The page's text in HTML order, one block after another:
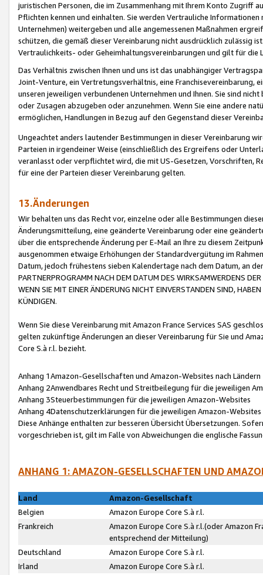
juristischen Personen, die im Zusammenhang mit Ihrem Konto
Pflichten kennen und einhalten. Sie werden Vertrauliche
Unternehmen) weitergeben und alle angemessenen Maßnahmen
schützen, die gemäß dieser Vereinbarung nicht ausdrücklich zulässig
Vertraulichkeits- oder Geheimhaltungsvereinbarungen und gilt für die
Das Verhältnis zwischen Ihnen und uns ist das unabhängiger
Joint-Venture, ein Vertretungsverhältnis, eine Franchisevereinbarung,
unseren jeweiligen verbundenen Unternehmen und Ihnen. Sie sind
oder Zusagen abzugeben oder anzunehmen. Wenn Sie eine andere
ermöglichen, Handlungen in Bezug auf den Gegenstand dieser
Ungeachtet anders lautender Bestimmungen in dieser Vereinbarung
Parteien in irgendeiner Weise (einschließlich des Ergreifens oder
veranlasst oder verpflichtet wird, die mit US-Gesetzen, Vorschriften,
für eine der Parteien dieser Vereinbarung gelten.
13.Änderungen
Wir behalten uns das Recht vor, einzelne oder alle Bestimmungen
Änderungsmitteilung, eine geänderte Vereinbarung oder eine
über die entsprechende Änderung per E-Mail an Ihre zu diesem
ausgenommen etwaige Erhöhungen der Standardvergütung im
Datum, jedoch frühestens sieben Kalendertage nach dem Datum, an
PARTNERPROGRAMM NACH DEM DATUM DES WIRKSAMWERDENS
WENN SIE MIT EINER ÄNDERUNG NICHT EINVERSTANDEN SIND,
KÜNDIGEN.
Wenn Sie diese Vereinbarung mit Amazon France Services SAS
gelten zukünftige Änderungen an dieser Vereinbarung für Sie und
Core S.à r.l. bezieht.
Anhang 1Amazon-Gesellschaften und Amazon-Websites nach Ländern
Anhang 2Anwendbares Recht und Streitbeilegung für die jeweiligen
Anhang 3Steuerbestimmungen für die jeweiligen Amazon-Websites
Anhang 4Datenschutzerklärungen für die jeweiligen Amazon-Websites
Diese Anhänge enthalten zur besseren Übersicht Übersetzungen.
vorgeschrieben ist, gilt im Falle von Abweichungen die englische
ANHANG 1: AMAZON-GESELLSCHAFTEN UND
Land
Amazon-Gesellschaft
Belgien
Amazon Europe Core S.à r.l.
Frankreich
Amazon Europe Core S.à r.l.(oder Amazon
entsprechend der Mitteilung)
Deutschland
Amazon Europe Core S.à r.l.
Irland
Amazon Europe Core S.à r.l.